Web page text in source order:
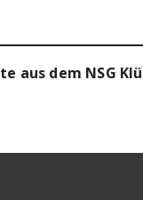
aus dem NSG